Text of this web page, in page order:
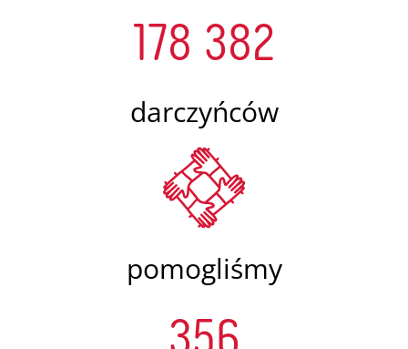
178 382
darczyńców
pomogliśmy
356